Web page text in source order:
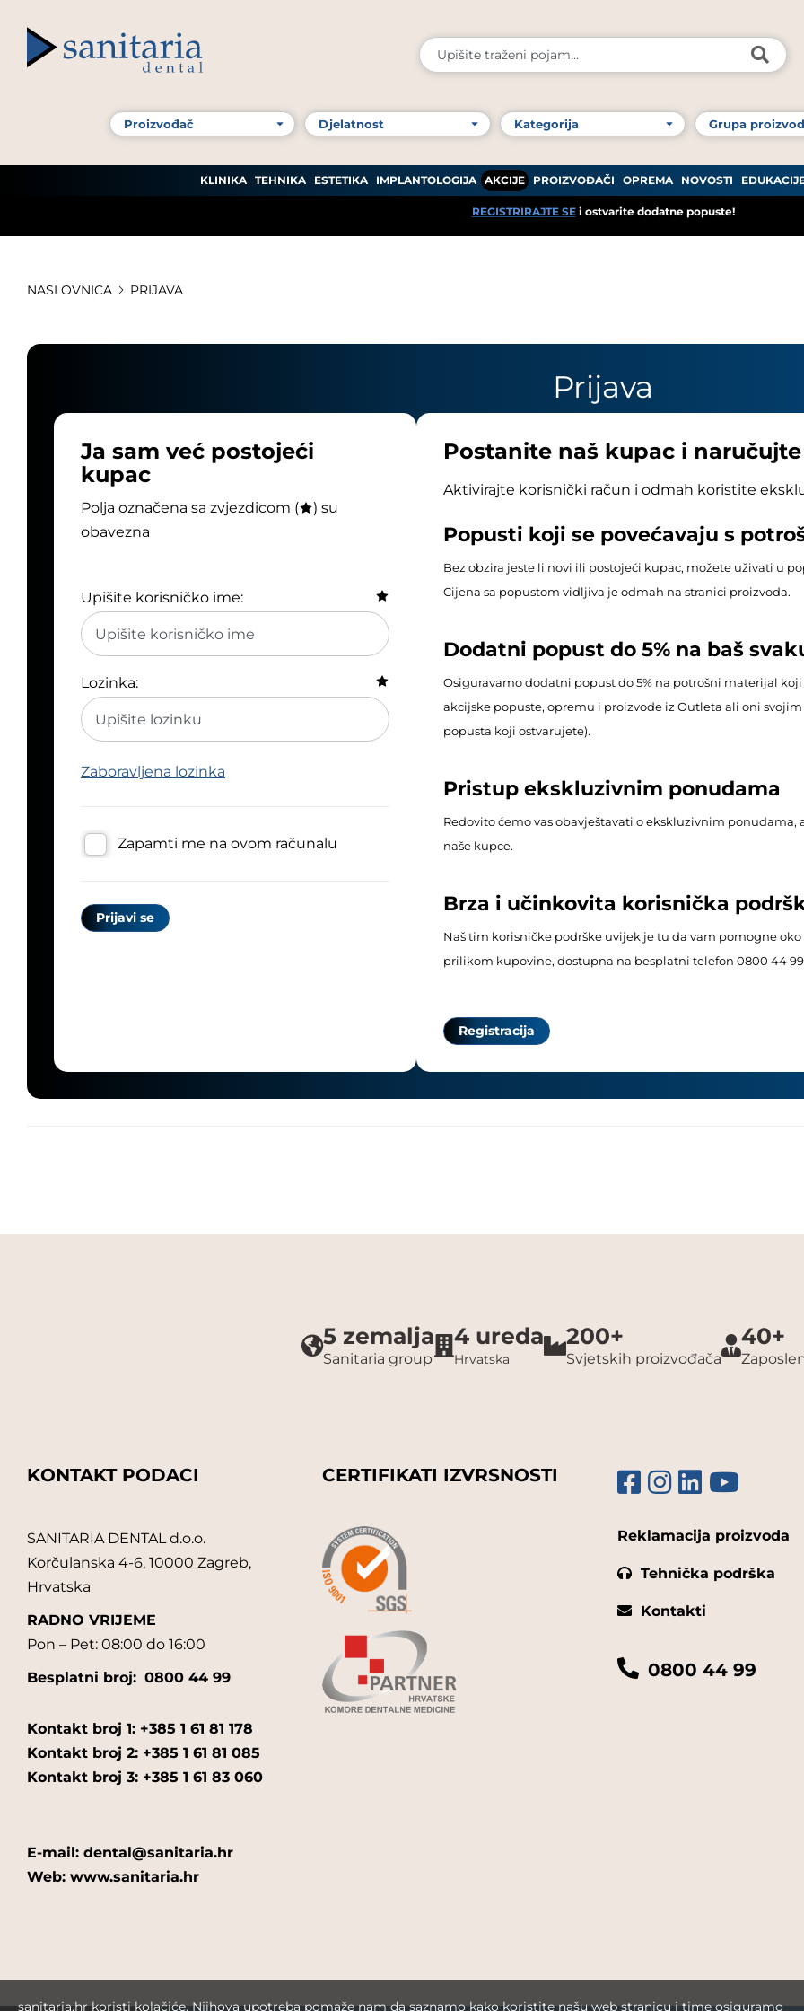
KLINIKA TEHNIKA ESTETIKA IMPLANTOLOGIJA AKCIJE PROIZVOĐAČI OPREMA NOVOSTI
REGISTRIRAJTE SEi ostvarite dodatne popuste!
NASLOVNICA PRIJAVA
Prijava
Ja sam već postojeći
kupac
Polja označena sa zvjezdicom (
) su
obavezna
Upišite korisničko ime:
Lozinka:
Zaboravljena lozinka
Zapamti me na ovom računalu
Postanite naš kupac i
Aktivirajte korisnički račun i odmah koristite
Popusti koji se povećavaju s
Bez obzira jeste li novi ili postojeći kupac, možete uživati u
Cijena sa popustom vidljiva je odmah na stranici proizvoda.
Dodatni popust do 5% na baš
Osiguravamo dodatni popust do 5% na potrošni materijal
akcijske popuste, opremu i proizvode iz Outleta ali oni
popusta koji ostvarujete).
Pristup ekskluzivnim ponudama
Redovito ćemo vas obavještavati o ekskluzivnim
naše kupce.
Brza i učinkovita korisnička
Naš tim korisničke podrške uvijek je tu da vam pomogne
prilikom kupovine, dostupna na besplatni telefon 0800 44
Registracija
5 zemalja
Sanitaria group
4 ureda
Hrvatska
200+
Svjetskih proizvođača
40+
KONTAKT PODACI
SANITARIA DENTAL d.o.o.
Korčulanska 4-6, 10000 Zagreb,
Hrvatska
RADNO VRIJEME
Pon – Pet: 08:00 do 16:00
Besplatni broj: 0800 44 99
Kontakt broj 1: +385 1 61 81 178
Kontakt broj 2: +385 1 61 81 085
Kontakt broj 3: +385 1 61 83 060
E-mail: dental@sanitaria.hr
Web: www.sanitaria.hr
CERTIFIKATI IZVRSNOSTI
Reklamacija proizvoda
Tehnička podrška
Kontakti
0800 44 99
sanitaria.hr koristi kolačiće. Njihova upotreba pomaže nam da saznamo kako koristite našu web stranicu i time osiguramo